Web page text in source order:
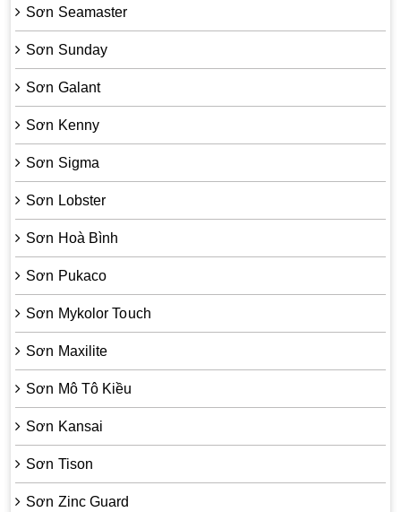
Sơn Seamaster
Sơn Sunday
Sơn Galant
Sơn Kenny
Sơn Sigma
Sơn Lobster
Sơn Hoà Bình
Sơn Pukaco
Sơn Mykolor Touch
Sơn Maxilite
Sơn Mô Tô Kiều
Sơn Kansai
Sơn Tison
Sơn Zinc Guard